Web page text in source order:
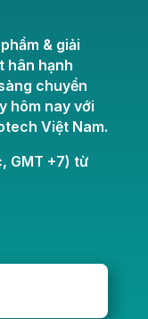
& giải
hân hạnh
chuyển
hôm nay với
Việt Nam.
GMT +7) từ